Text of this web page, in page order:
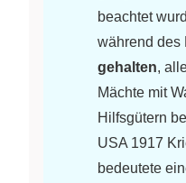
beachtet
während des
gehalten,
Mächte mit
Hilfsgütern
USA 1917
bedeutete